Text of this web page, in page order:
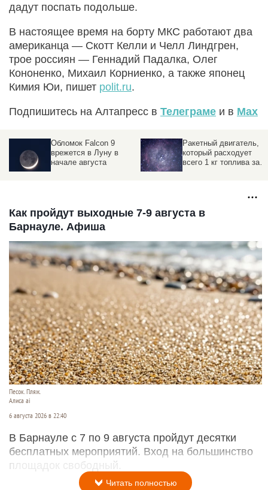
дадут поспать подольше.
В настоящее время на борту МКС работают два
американца — Скотт Келли и Челл Линдгрен,
трое россиян — Геннадий Падалка, Олег
Кононенко, Михаил Корниенко, а также японец
Кимия Юи, пишет polit.ru.
Подпишитесь на Алтапресс в Телеграме и в Max
Обломок Falcon 9
врежется в Луну в
начале августа
Ракетный двигатель,
который расходует
всего 1 кг топлива за 6
минут
Как пройдут выходные 7-9 августа в
Барнауле. Афиша
Песок. Пляж.
Алиса ai
6 августа 2026 в 22:40
В Барнауле с 7 по 9 августа пройдут десятки
бесплатных мероприятий. Вход на большинство
площадок свободный.
Читать полностью